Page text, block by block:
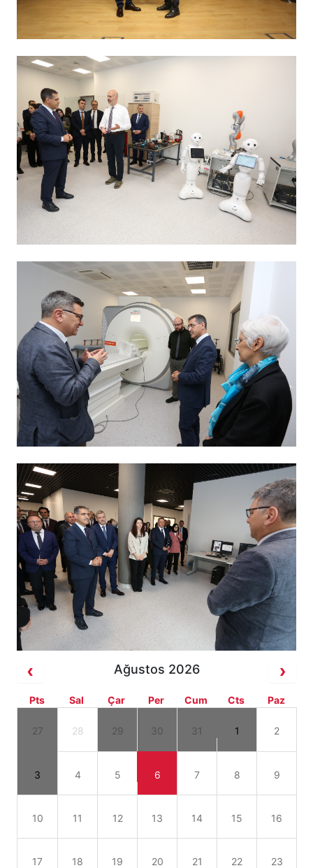
Ağustos 2026
Pts Sal Çar Per Cum Cts Paz
27 28 29 30 31 1 2
3 4 5 6 7 8 9
10 11 12 13 14 15 16
17 18 19 20 21 22 23